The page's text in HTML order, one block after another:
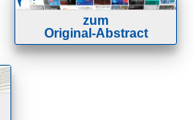
zum
Original-Abstract